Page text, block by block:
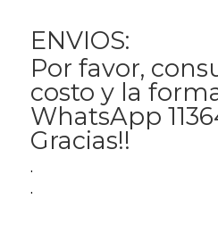
ENVIOS:
Por favor,
costo y la
WhatsApp
Gracias!!
.
.